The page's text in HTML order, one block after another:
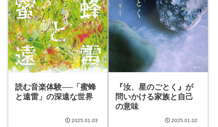
読む音楽体験──「蜜蜂
と遠雷」の深遠な世界
2025.01.03
『汝、星のごとく』が
問いかける家族と自己
の意味
2025.01.02